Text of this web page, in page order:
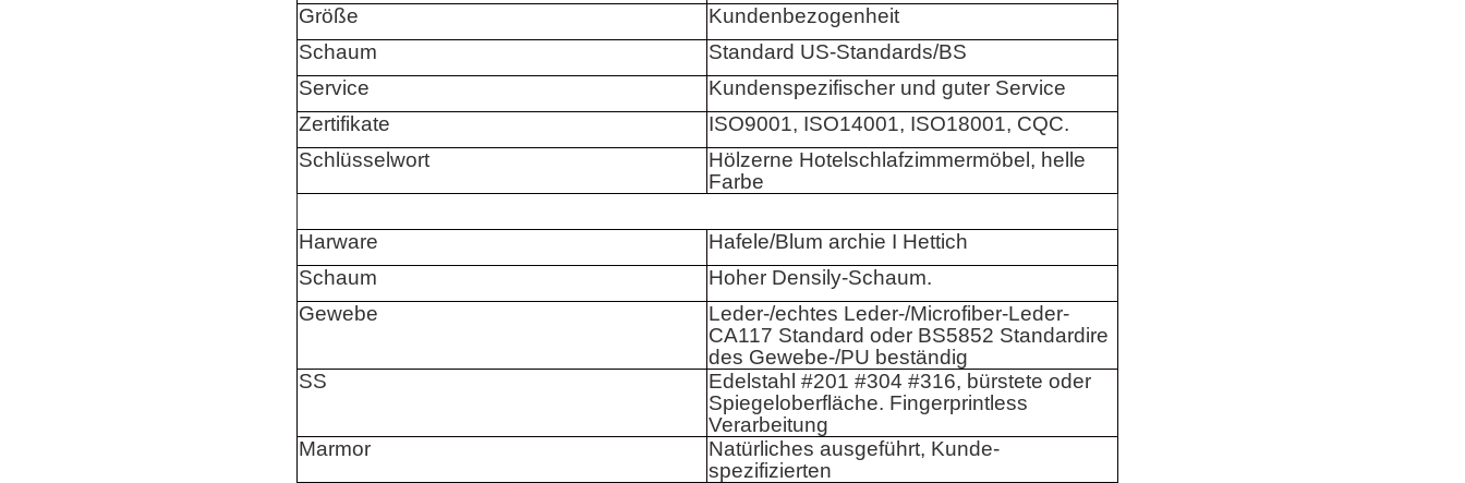
Größe
Kundenbezogenheit
Schaum
Standard US-Standards/BS
Service
Kundenspezifischer und guter Service
Zertifikate
ISO9001, ISO14001, ISO18001, CQC.
Schlüsselwort
Hölzerne Hotelschlafzimmermöbel, helle
Farbe
Harware
Hafele/Blum archie I Hettich
Schaum
Hoher Densily-Schaum.
Gewebe
Leder-/echtes Leder-/Microfiber-Leder-
CA117 Standard oder BS5852 Standardire
des Gewebe-/PU beständig
SS
Edelstahl #201 #304 #316, bürstete oder
Spiegeloberfläche. Fingerprintless
Verarbeitung
Marmor
Natürliches ausgeführt, Kunde-
spezifizierten